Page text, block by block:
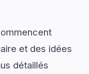
et des idées
détaillés